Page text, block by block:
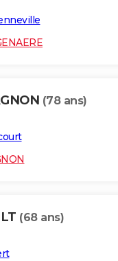
(78 ans)
(68 ans)